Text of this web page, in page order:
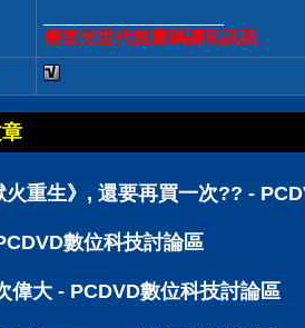
需要光世代推薦碼請私訊我
火重生》, 還要再買一次?? -
數位科技討論區
偉大 - PCDVD數位科技討論區